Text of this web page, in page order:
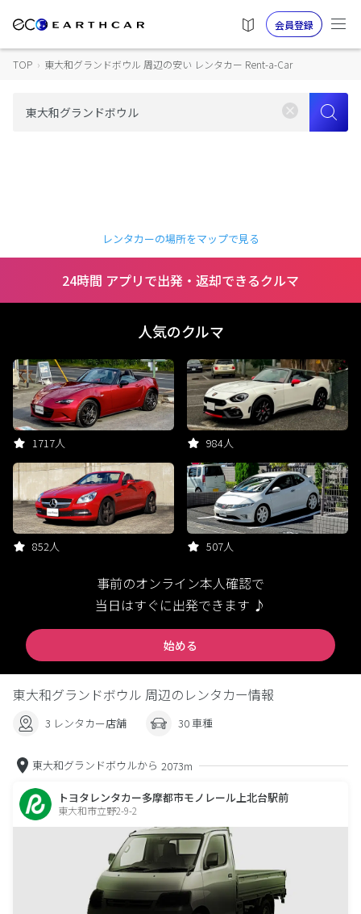
会員登録
TOP › 東大和グランドボウル 周辺の安い レンタカー Rent-a-Car
レンタカーの場所をマップで見る
24時間 アプリで出発・返却できるクルマ
人気のクルマ
1717人 984人
852人 507人
事前のオンライン本人確認で
当日はすぐに出発できます ♪
始める
東大和グランドボウル 周辺のレンタカー情報
3 レンタカー店舗 30 車種
東大和グランドボウルから 2073m
トヨタレンタカー多摩都市モノレール上北台駅前
東大和市立野2-9-2